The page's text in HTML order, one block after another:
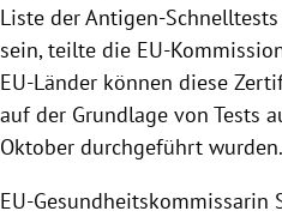
Liste der Antigen-
sein, teilte die EU-
EU-Länder können diese
auf der Grundlage von Tests
Oktober durchgeführt wurden.
EU-Gesundheitskommissarin